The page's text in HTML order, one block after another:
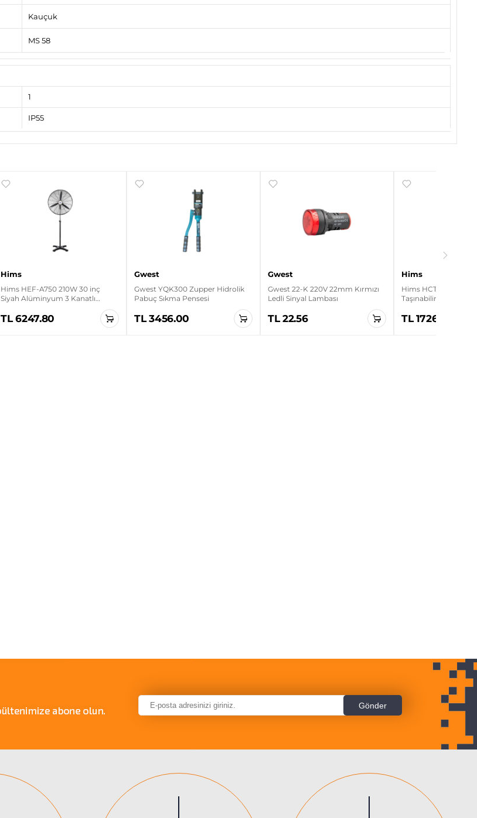
Kauçuk
MS 58
1
IP55
Hims
Hims HEF-A750 210W 30 inç
Siyah Alüminyum 3 Kanatlı
TL 6247.80
Gwest
Gwest YQK300 Zupper Hidrolik
Pabuç Sıkma Pensesi
TL 3456.00
Gwest
Gwest 22-K 220V 22mm Kırmızı
Ledli Sinyal Lambası
TL 22.56
Hims
Hims HCTK-11 11kW
Taşınabilir Elektrikli
TL 17265.00